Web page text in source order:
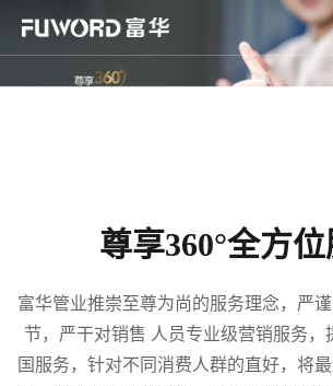
尊享360°全方
富华管业推崇至尊为尚的服务理念，严
节，严干对销售 人员专业级营销服务，
国服务，针对不同消费人群的直好，将